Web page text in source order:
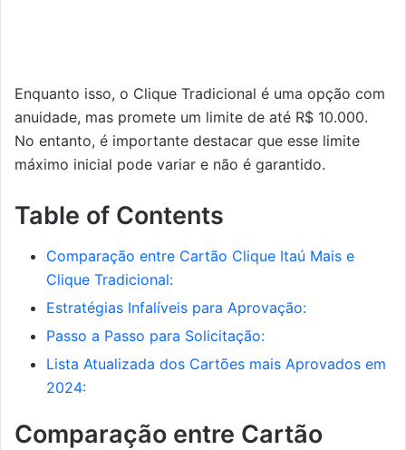
Enquanto isso, o Clique Tradicional é uma opção com
anuidade, mas promete um limite de até R$ 10.000.
No entanto, é importante destacar que esse limite
máximo inicial pode variar e não é garantido.
Table of Contents
Comparação entre Cartão Clique Itaú Mais e
Clique Tradicional:
Estratégias Infalíveis para Aprovação:
Passo a Passo para Solicitação:
Lista Atualizada dos Cartões mais Aprovados em
2024:
Comparação entre Cartão